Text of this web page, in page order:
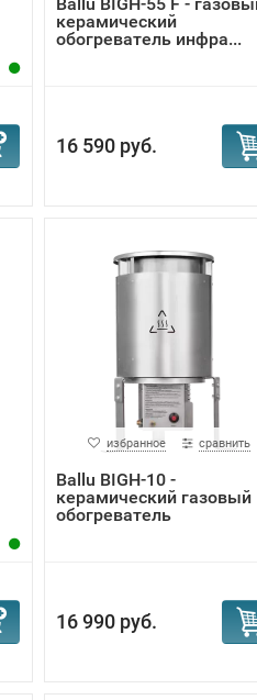
керамический
обогреватель инфра...
16 590 руб.
избранное сравнить
Ballu BIGH-10 -
керамический газовый
обогреватель
16 990 руб.